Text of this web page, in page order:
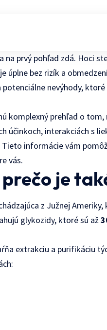
na prvý pohľad zdá. Hoci
úplne bez rizík a
nevýhody,
komplexný prehľad o
účinkoch, interakciách s
Tieto informácie vám
vás.
je
z Južnej
glykozidy, ktoré sú až
extrakciu a purifikáciu